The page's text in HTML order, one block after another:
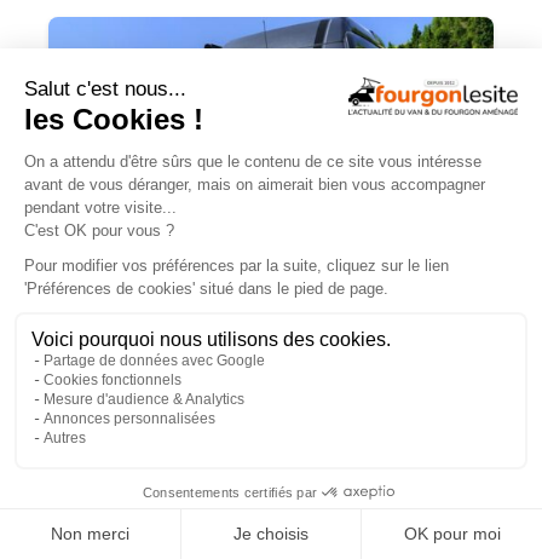
Routeur 5G, autonomie renforcée :
présentation de l’Hymer Grand Canyon
S Xperience